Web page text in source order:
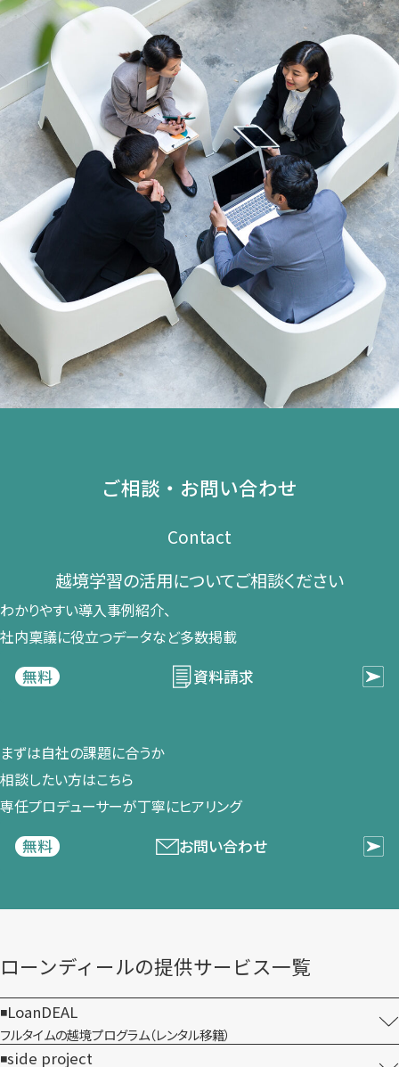
ご相談・お問い合わせ
Contact
越境学習の​活用に​ついて​ご相談ください​
わかりやすい導入事例紹介、​
社内稟議に​役立つデータなど​多数掲載
無料
資料請求
まずは​自社の​課題に​合うか​
相談したい方は​こちら
専任プロデューサーが​丁寧に​ヒアリング
無料
お問い合わせ
ローンディールの​提供サービス一覧
LoanDEAL
フルタイムの越境プログラム​（レンタル移籍）
side project